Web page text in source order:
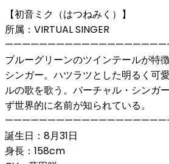
【初音ミク（はつねみく）】
所属：VIRTUAL SINGER
ブルーグリーンのツインテールが特
シンガー。ハツラツとした明るく可
ルの歌を歌う。バーチャル・シンガ
ず世界的に名前が知られている。
誕生日：8月31日
身長：158cm